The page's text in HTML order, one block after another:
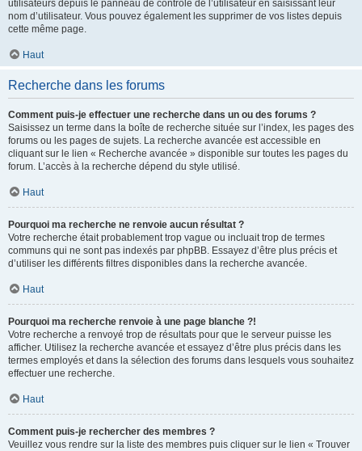
utilisateurs depuis le panneau de contrôle de l’utilisateur en saisissant leur
nom d’utilisateur. Vous pouvez également les supprimer de vos listes depuis
cette même page.
Haut
Recherche dans les forums
Comment puis-je effectuer une recherche dans un ou des forums ?
Saisissez un terme dans la boîte de recherche située sur l’index, les pages des
forums ou les pages de sujets. La recherche avancée est accessible en
cliquant sur le lien « Recherche avancée » disponible sur toutes les pages du
forum. L’accès à la recherche dépend du style utilisé.
Haut
Pourquoi ma recherche ne renvoie aucun résultat ?
Votre recherche était probablement trop vague ou incluait trop de termes
communs qui ne sont pas indexés par phpBB. Essayez d’être plus précis et
d’utiliser les différents filtres disponibles dans la recherche avancée.
Haut
Pourquoi ma recherche renvoie à une page blanche ?!
Votre recherche a renvoyé trop de résultats pour que le serveur puisse les
afficher. Utilisez la recherche avancée et essayez d’être plus précis dans les
termes employés et dans la sélection des forums dans lesquels vous souhaitez
effectuer une recherche.
Haut
Comment puis-je rechercher des membres ?
Veuillez vous rendre sur la liste des membres puis cliquer sur le lien « Trouver